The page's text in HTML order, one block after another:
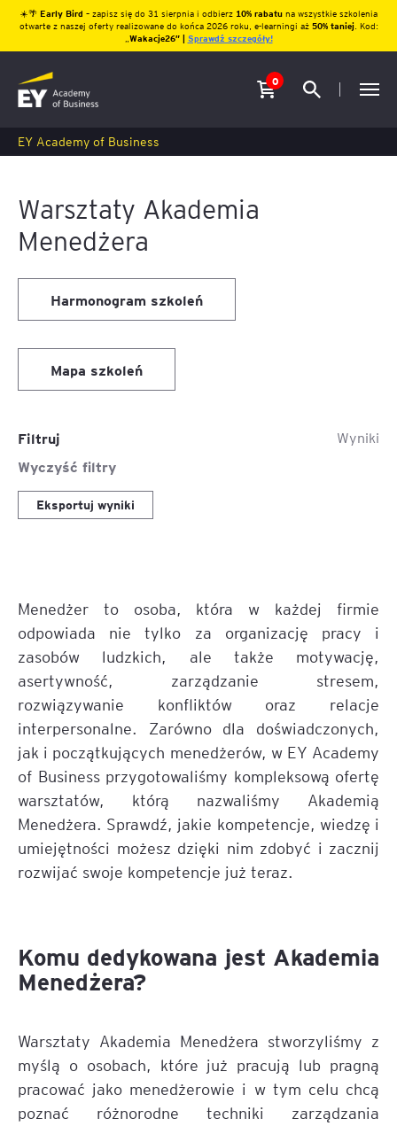
☀️🌴 Early Bird – zapisz się do 31 sierpnia i odbierz10% rabatu na wszystkie szkolenia
otwarte z naszej oferty realizowane do końca 2026 roku, e-learningi aż 50% taniej. Kod:
Wakacje26″ | Sprawdź szczegóły!
0
EY Academy of Business
Warsztaty Akademia
Menedżera
Harmonogram szkoleń
Mapa szkoleń
Filtruj
Wyczyść filtry
Wyniki
Eksportuj wyniki
Menedżer to osoba, która w każdej firmie
odpowiada nie tylko za organizację pracy i
zasobów ludzkich, ale także motywację,
asertywność, zarządzanie stresem,
rozwiązywanie konfliktów oraz relacje
interpersonalne. Zarówno dla doświadczonych,
jak i początkujących menedżerów, w EY Academy
of Business przygotowaliśmy kompleksową ofertę
warsztatów, którą nazwaliśmy Akademią
Menedżera. Sprawdź, jakie kompetencje, wiedzę i
umiejętności możesz dzięki nim zdobyć i zacznij
rozwijać swoje kompetencje już teraz.
Komu dedykowana jest Akademia
Menedżera?
Warsztaty Akademia Menedżera stworzyliśmy z
myślą o osobach, które już pracują lub pragną
pracować jako menedżerowie i w tym celu chcą
poznać różnorodne techniki zarządzania